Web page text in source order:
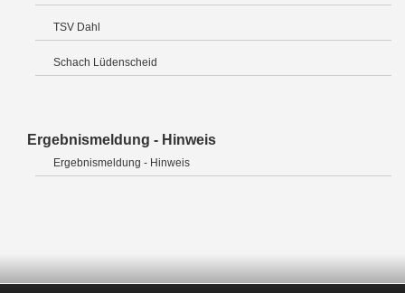
TSV Dahl
Schach Lüdenscheid
Ergebnismeldung - Hinweis
Ergebnismeldung - Hinweis